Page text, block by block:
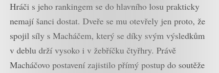
Hráči s jeho rankingem se do hlavního losu prakticky
nemají šanci dostat. Dveře se mu otevřely jen proto, že
spojil síly s Macháčem, který se díky svým výsledkům
v deblu drží vysoko i v žebříčku čtyřhry. Právě
Macháčovo postavení zajistilo přímý postup do soutěže